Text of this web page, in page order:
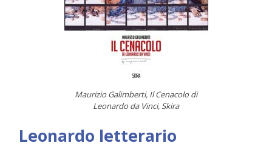
Maurizio Galimberti, Il Cenacolo di
Leonardo da Vinci, Skira
Leonardo letterario